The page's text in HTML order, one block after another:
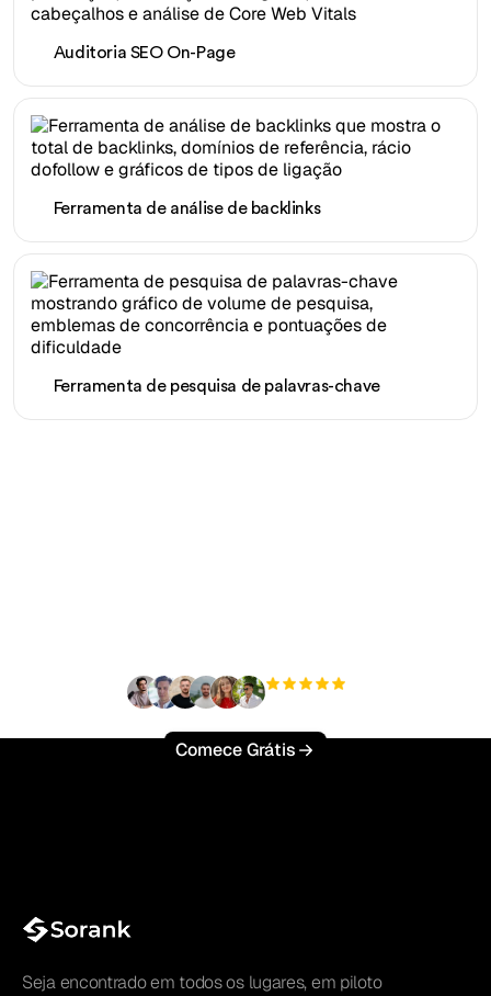
Auditoria SEO On-Page
Ferramenta de análise de backlinks
Ferramenta de pesquisa de palavras-chave
Comece Grátis
Seja encontrado em todos os lugares, em piloto